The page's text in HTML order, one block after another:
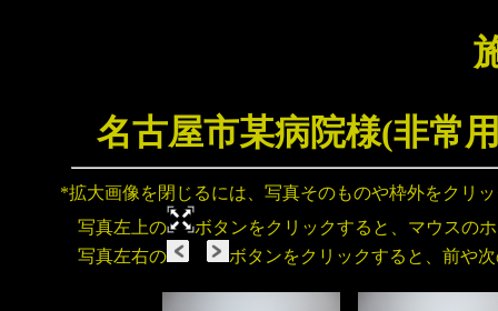
名古屋市某病院様(非常
*拡大画像を閉じるには、写真そのものや枠外をクリ
写真左上の
ボタンをクリックすると、マウスの
写真左右の
ボタンをクリックすると、前や